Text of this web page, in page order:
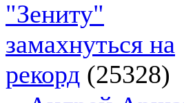
"Зениту"
замахнуться на
рекорд (25328)